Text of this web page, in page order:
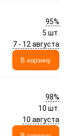
95%
5 шт.
7 - 12 августа
В корзину
98%
10 шт.
10 августа